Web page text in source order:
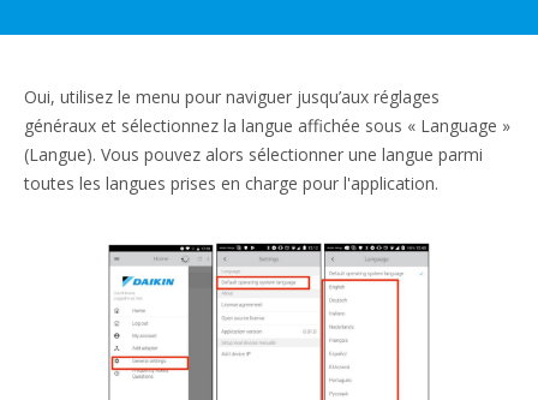
Oui, utilisez le menu pour naviguer jusqu’aux réglages
généraux et sélectionnez la langue affichée sous « Language »
(Langue). Vous pouvez alors sélectionner une langue parmi
toutes les langues prises en charge pour l'application.